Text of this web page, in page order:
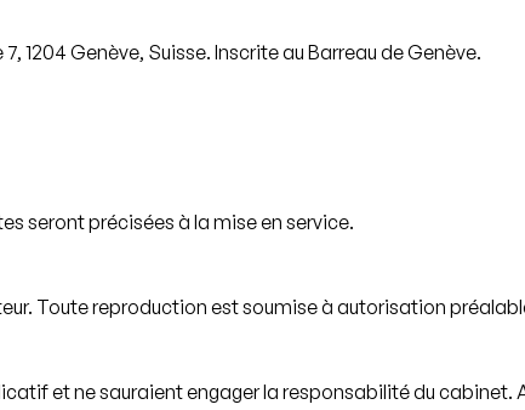
1204 Genève, Suisse. Inscrite au Barreau de Genève.
seront précisées à la mise en service.
Toute reproduction est soumise à autorisation
et ne sauraient engager la responsabilité du cabinet.